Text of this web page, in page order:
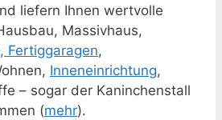
liefern Ihnen wertvolle
Massivhaus,
Fertiggaragen,
Inneneinrichtung,
– sogar der Kaninchenstall
(mehr).